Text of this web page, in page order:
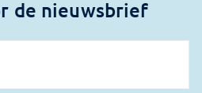
de nieuwsbrief